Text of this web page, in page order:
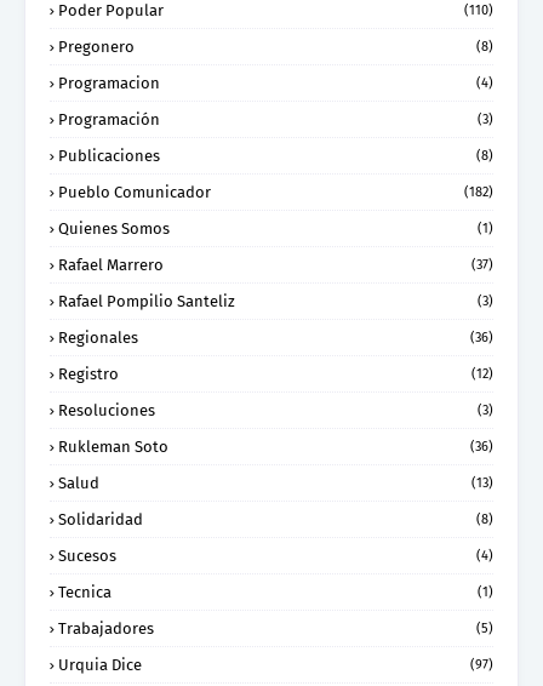
Poder Popular (110)
Pregonero (8)
Programacion (4)
Programación (3)
Publicaciones (8)
Pueblo Comunicador (182)
Quienes Somos (1)
Rafael Marrero (37)
Rafael Pompilio Santeliz (3)
Regionales (36)
Registro (12)
Resoluciones (3)
Rukleman Soto (36)
Salud (13)
Solidaridad (8)
Sucesos (4)
Tecnica (1)
Trabajadores (5)
Urquia Dice (97)